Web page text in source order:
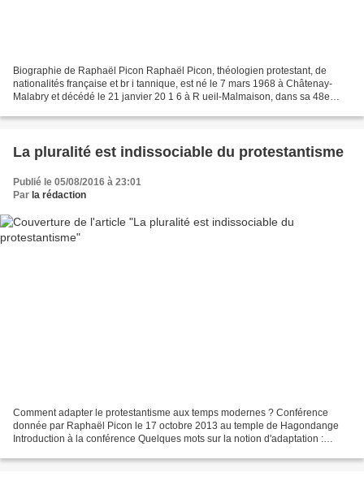
Biographie de Raphaël Picon Raphaël Picon, théologien protestant, de
nationalités française et br i tannique, est né le 7 mars 1968 à Châtenay-
Malabry et décédé le 21 janvier 20 1 6 à R ueil-Malmaison, dans sa 48e
La pluralité est indissociable du protestantisme
Publié le 05/08/2016 à 23:01
Par la rédaction
Comment adapter le protestantisme aux temps modernes ? Conférence
donnée par Raphaël Picon le 17 octobre 2013 au temple de Hagondange
Introduction à la conférence Quelques mots sur la notion d'adaptation :